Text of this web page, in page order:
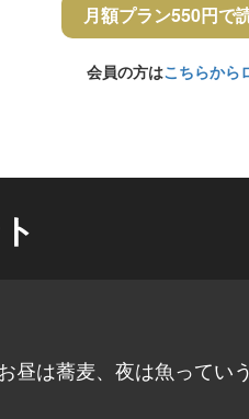
月額プラン550円で
会員の方はこちらから
は蕎麦、夜は魚ってい